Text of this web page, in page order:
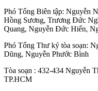
Phó Tổng Biên tập: Nguyễn
Hồng Sương, Trương Đức
Quang, Nguyễn Đức Hiển,
Phó Tổng Thư ký tòa soạn:
Dũng, Nguyễn Phước Bình
Tòa soạn : 432-434 Nguyễn
TP.HCM